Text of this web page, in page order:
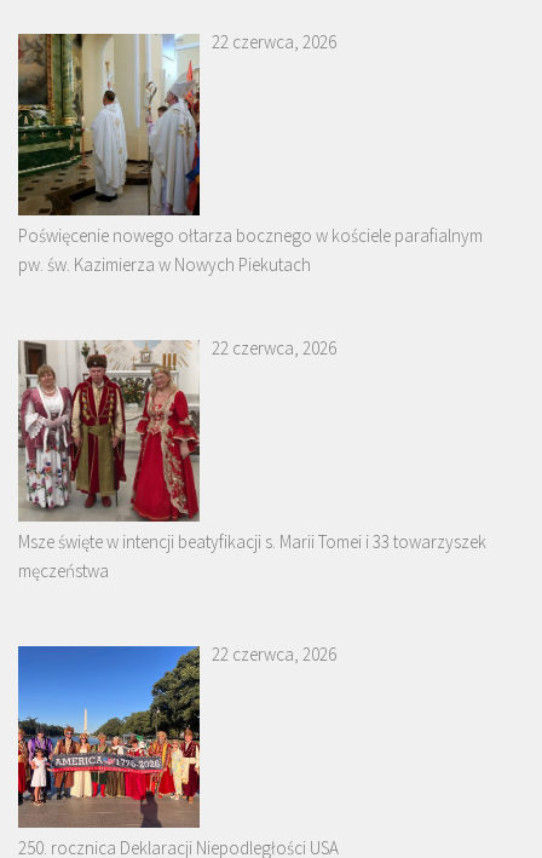
22 czerwca, 2026
Poświęcenie nowego ołtarza bocznego w kościele parafialnym
pw. św. Kazimierza w Nowych Piekutach
22 czerwca, 2026
Msze święte w intencji beatyfikacji s. Marii Tomei i 33 towarzyszek
męczeństwa
22 czerwca, 2026
250. rocznica Deklaracji Niepodległości USA